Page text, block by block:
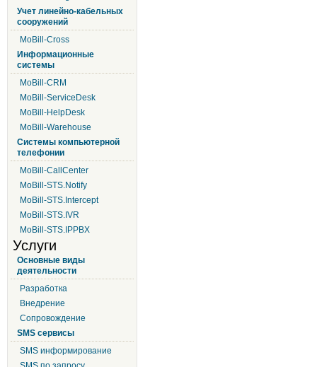
Учет линейно-кабельных
сооружений
MoBill-Cross
Информационные
системы
MoBill-CRM
MoBill-ServiceDesk
MoBill-HelpDesk
MoBill-Warehouse
Системы компьютерной
телефонии
MoBill-CallCenter
MoBill-STS.Notify
MoBill-STS.Intercept
MoBill-STS.IVR
MoBill-STS.IPPBX
Услуги
Основные виды
деятельности
Разработка
Внедрение
Сопровождение
SMS сервисы
SMS информирование